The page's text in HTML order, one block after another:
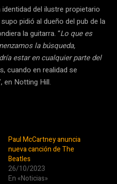
del ilustre propietario
pidió al dueño del pub de la
la guitarra. “Lo que es
la búsqueda,
estar en cualquier parte del
cuando en realidad se
en Notting Hill.
Paul McCartney anuncia
nueva canción de The
Beatles
26/10/2023
En «Noticias»